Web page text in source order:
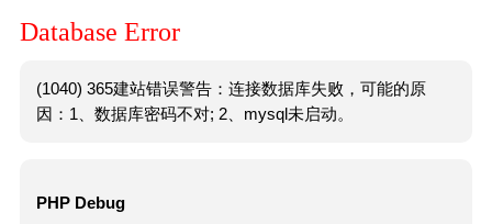
Database Error
(1040) 365建站错误警告：连接数据库失败，可能的原
因：1、数据库密码不对; 2、mysql未启动。
PHP Debug